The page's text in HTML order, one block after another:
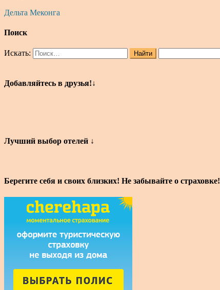
Дельта Меконга
Поиск
Искать: Найти
Добавляйтесь в друзья!↓
Лучший выбор отелей ↓
Берегите себя и своих близких! Не забывайте о страховке!